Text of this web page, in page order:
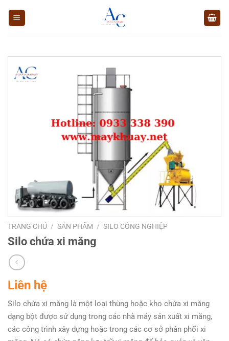
TRANG CHỦ / SẢN PHẨM / SILO CÔNG NGHIỆP
Silo chứa xi măng
Liên hệ
Silo chứa xi măng là một loại thùng hoặc kho chứa xi măng
dạng bột được sử dụng trong các nhà máy sản xuất xi măng,
các công trình xây dựng hoặc trong các cơ sở phân phối xi